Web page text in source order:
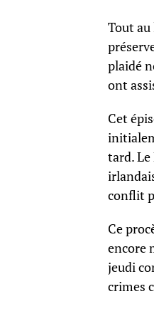
Tout au
plaidé
ont
Cet
tard. Le
conflit
Ce
encore
jeudi
crimes